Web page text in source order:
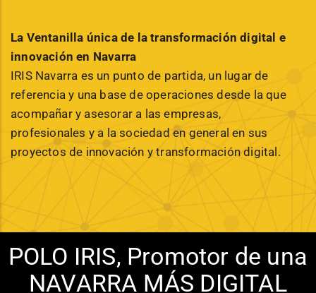
La Ventanilla única de la transformación digital e
innovación en Navarra
IRIS Navarra es un punto de partida, un lugar de
referencia y una base de operaciones desde la que
acompañar y asesorar a las empresas,
profesionales y a la sociedad en general en sus
proyectos de innovación y transformación digital.
POLO IRIS, Promotor de una
NAVARRA MÁS DIGITAL